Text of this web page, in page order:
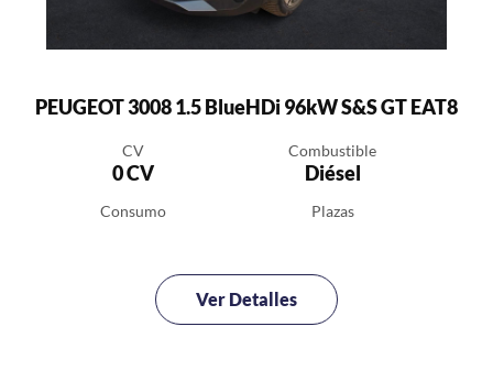
PEUGEOT 3008 1.5 BlueHDi 96kW S&S GT EAT8
CV
0 CV
Combustible
Diésel
Consumo Plazas
Ver Detalles